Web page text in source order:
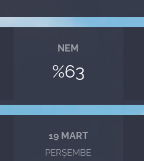
NEM
%63
19 MART
PERŞEMBE